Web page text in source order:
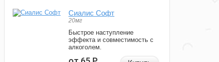
Сиалис Софт
20мг
Быстрое наступление
эффекта и совместимость с
алкоголем.